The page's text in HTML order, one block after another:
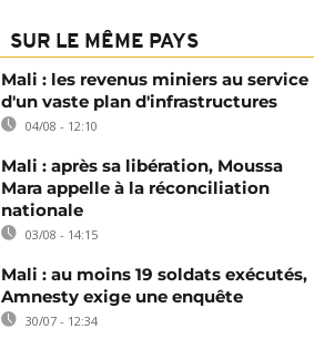
SUR LE MÊME PAYS
Mali : les revenus miniers au service
d'un vaste plan d'infrastructures
04/08 - 12:10
Mali : après sa libération, Moussa
Mara appelle à la réconciliation
nationale
03/08 - 14:15
Mali : au moins 19 soldats exécutés,
Amnesty exige une enquête
30/07 - 12:34